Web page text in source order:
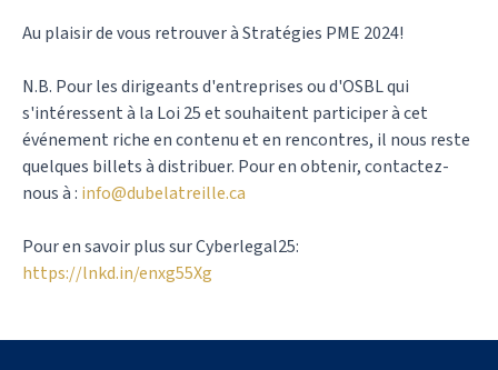
Au plaisir de vous retrouver à Stratégies PME 2024!
N.B. Pour les dirigeants d'entreprises ou d'OSBL qui
s'intéressent à la Loi 25 et souhaitent participer à cet
événement riche en contenu et en rencontres, il nous reste
quelques billets à distribuer. Pour en obtenir, contactez-
nous à : info@dubelatreille.ca
Pour en savoir plus sur Cyberlegal25:
https://lnkd.in/enxg55Xg